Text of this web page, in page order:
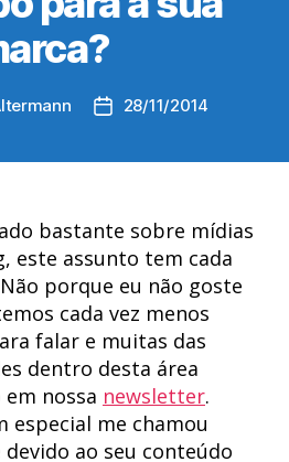
Data28/11/2014
bastante sobre mídias
este assunto tem cada
porque eu não goste
cada vez menos
falar e muitas das
dentro desta área
nossa newsletter.
especial me chamou
ao seu conteúdo